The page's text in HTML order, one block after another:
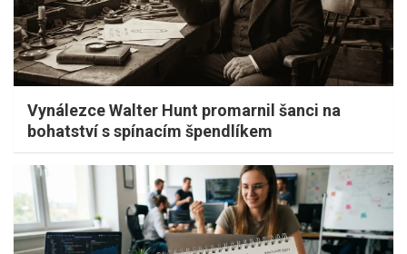
Vynálezce Walter Hunt promarnil šanci na
bohatství s spínacím špendlíkem